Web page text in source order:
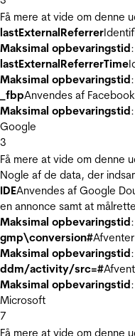
Få mere at vide om denne
lastExternalReferrer
Maksimal opbevaringstid
lastExternalReferrerTime
Maksimal opbevaringstid
_fbpAnvendes af
Maksimal opbevaringstid
Google
3
Få mere at vide om denne
Nogle af de data, der
IDEAnvendes af Google
en annonce samt at
Maksimal opbevaringstid
gmp\conversion#Afventer
Maksimal opbevaringstid
ddm/activity/src=#
Maksimal opbevaringstid
Microsoft
7
Få mere at vide om denne